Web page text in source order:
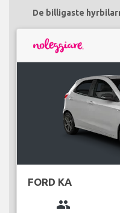
De billigaste
FORD KA
group